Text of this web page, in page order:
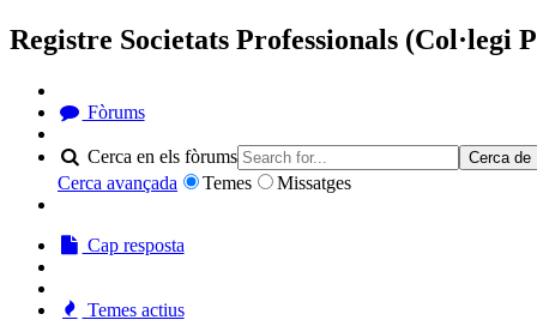
Registre Societats Professionals (Col·legi
Fòrums
Cerca en els fòrums Cerca de
Cerca avançada Temes Missatges
Cap resposta
Temes actius